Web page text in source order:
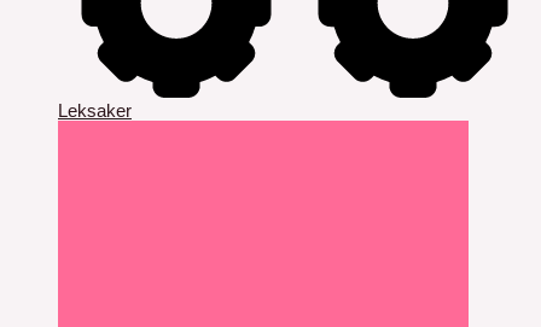
Leksaker